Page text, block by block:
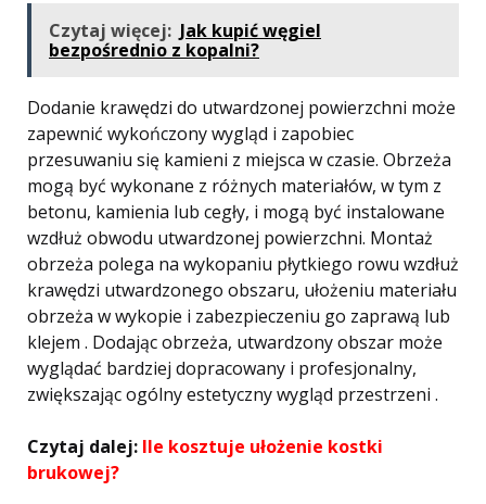
Czytaj więcej: Jak kupić węgiel
bezpośrednio z kopalni?
Dodanie krawędzi do utwardzonej powierzchni może
zapewnić wykończony wygląd i zapobiec
przesuwaniu się kamieni z miejsca w czasie. Obrzeża
mogą być wykonane z różnych materiałów, w tym z
betonu, kamienia lub cegły, i mogą być instalowane
wzdłuż obwodu utwardzonej powierzchni. Montaż
obrzeża polega na wykopaniu płytkiego rowu wzdłuż
krawędzi utwardzonego obszaru, ułożeniu materiału
obrzeża w wykopie i zabezpieczeniu go zaprawą lub
klejem . Dodając obrzeża, utwardzony obszar może
wyglądać bardziej dopracowany i profesjonalny,
zwiększając ogólny estetyczny wygląd przestrzeni .
Czytaj dalej: Ile kosztuje ułożenie kostki
brukowej?